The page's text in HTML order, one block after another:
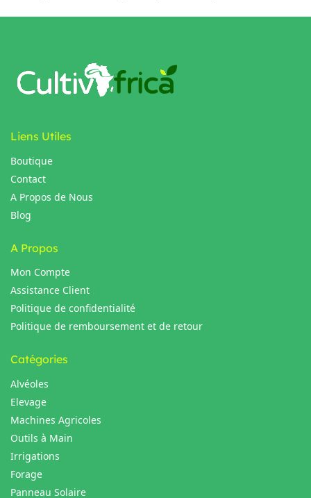
Liens Utiles
Boutique
Contact
A Propos de Nous
Blog
A Propos
Mon Compte
Assistance Client
Politique de confidentialité
Politique de remboursement et de retour
Catégories
Alvéoles
Elevage
Machines Agricoles
Outils à Main
Irrigations
Forage
Panneau Solaire